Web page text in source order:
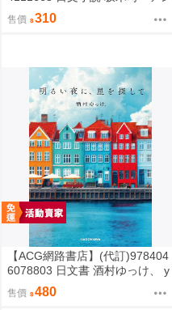
と幸福」
售價 310
【ACG網路書店】(代訂)978404
6078803 日文書 酒村ゆっけ、 y
ukke sakamura「明るい夜に、
星を探して」
售價 480